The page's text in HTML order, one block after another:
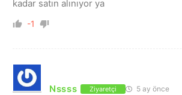
kadar satın alınıyor ya
-1
Nssss Ziyaretçi 5 ay önce